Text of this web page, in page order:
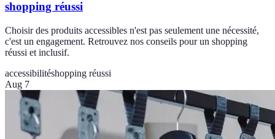
shopping réussi
Choisir des produits accessibles n'est pas seulement une nécessité,
c'est un engagement. Retrouvez nos conseils pour un shopping
réussi et inclusif.
accessibilitéshopping réussi
Aug 7